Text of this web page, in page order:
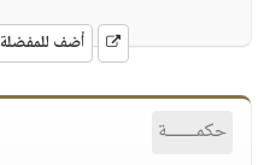
أضف للمفضلة
حكمــــــة